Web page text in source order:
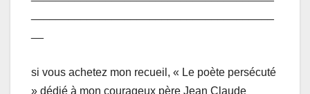
si vous achetez mon recueil, « Le poète persécuté
» dédié à mon courageux père Jean Claude